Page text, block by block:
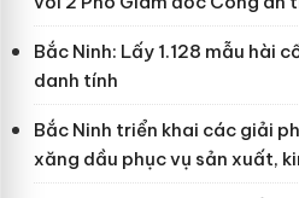
Bắc Ninh: Lấy 1.128 mẫu hài
danh tính
Bắc Ninh triển khai các giải
xăng dầu phục vụ sản xuất,